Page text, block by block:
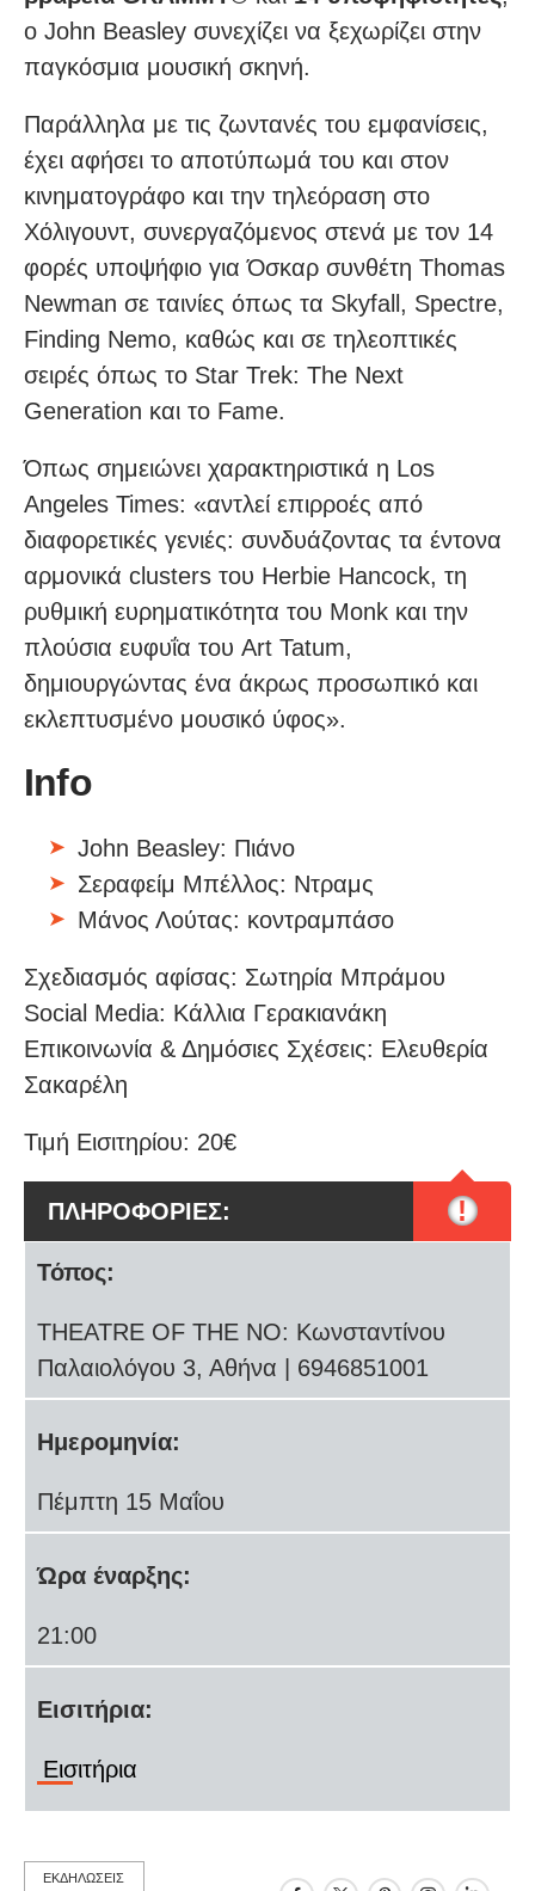
ο John Beasley συνεχίζει να ξεχωρίζει στην
παγκόσμια μουσική σκηνή.
Παράλληλα με τις ζωντανές του εμφανίσεις,
έχει αφήσει το αποτύπωμά του και στον
κινηματογράφο και την τηλεόραση στο
Χόλιγουντ, συνεργαζόμενος στενά με τον 14
φορές υποψήφιο για Όσκαρ συνθέτη Thomas
Newman σε ταινίες όπως τα Skyfall, Spectre,
Finding Nemo, καθώς και σε τηλεοπτικές
σειρές όπως το Star Trek: The Next
Generation και το Fame.
Όπως σημειώνει χαρακτηριστικά η Los
Angeles Times: «αντλεί επιρροές από
διαφορετικές γενιές: συνδυάζοντας τα έντονα
αρμονικά clusters του Herbie Hancock, τη
ρυθμική ευρηματικότητα του Monk και την
πλούσια ευφυΐα του Art Tatum,
δημιουργώντας ένα άκρως προσωπικό και
εκλεπτυσμένο μουσικό ύφος».
Info
John Beasley: Πιάνο
Σεραφείμ Μπέλλος: Ντραμς
Μάνος Λούτας: κοντραμπάσο
Σχεδιασμός αφίσας: Σωτηρία Μπράμου
Social Media: Κάλλια Γερακιανάκη
Επικοινωνία & Δημόσιες Σχέσεις: Ελευθερία
Σακαρέλη
Τιμή Εισιτηρίου: 20€
ΠΛΗΡΟΦΟΡΙΕΣ: !
Τόπος:
THEATRE OF THE NO: Κωνσταντίνου
Παλαιολόγου 3, Αθήνα | 6946851001
Ημερομηνία:
Πέμπτη 15 Μαΐου
Ώρα έναρξης:
21:00
Εισιτήρια:
Εισιτήρια
ΕΚΔΗΛΩΣΕΙΣ